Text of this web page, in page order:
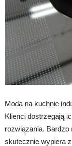
Moda na kuchnie
Klienci dostrzegają
rozwiązania. Bardzo
skutecznie wypiera